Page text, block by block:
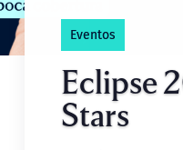
Eclipse
Stars
Eventos